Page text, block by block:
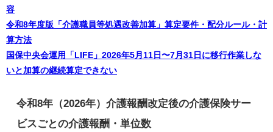
容
令和8年度版「介護職員等処遇改善加算」算定要件・配分ルール・計
算方法
国保中央会運用「LIFE」2026年5月11日〜7月31日に移行作業しな
いと加算の継続算定できない
令和8年（2026年）介護報酬改定後の介護保険サー
ビスごとの介護報酬・単位数